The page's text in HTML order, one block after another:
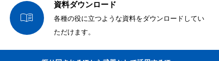

資料ダウンロード
各種の役に立つような資料をダウンロードしてい
ただけます。